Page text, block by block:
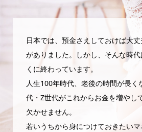
日本では、預金さえしておけば大
がありました。しかし、そんな時
くに終わっています。
人生100年時代、老後の時間が長く
代・Z世代がこれからお金を増やし
欠かせません。
若いうちから身につけておきたい